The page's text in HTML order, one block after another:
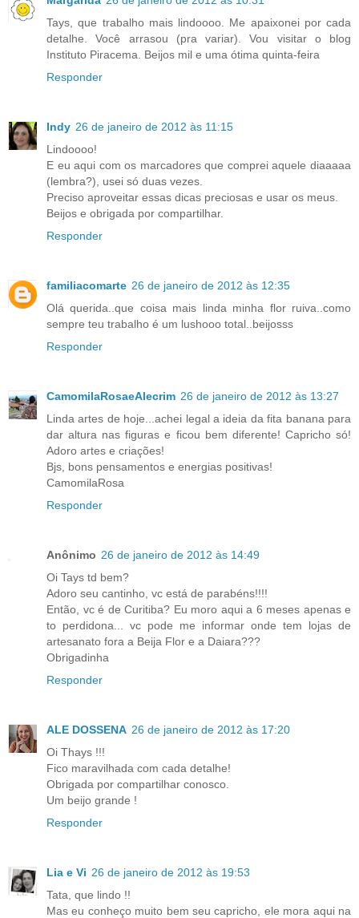
Tays, que trabalho mais lindoooo. Me apaixonei por cada
detalhe. Você arrasou (pra variar). Vou visitar o blog
Instituto Piracema. Beijos mil e uma ótima quinta-feira
Responder
Indy 26 de janeiro de 2012 às 11:15
Lindoooo!
E eu aqui com os marcadores que comprei aquele diaaaaa
(lembra?), usei só duas vezes.
Preciso aproveitar essas dicas preciosas e usar os meus.
Beijos e obrigada por compartilhar.
Responder
familiacomarte 26 de janeiro de 2012 às 12:35
Olá querida..que coisa mais linda minha flor ruiva..como
sempre teu trabalho é um lushooo total..beijosss
Responder
CamomilaRosaeAlecrim 26 de janeiro de 2012 às 13:27
Linda artes de hoje...achei legal a ideia da fita banana para
dar altura nas figuras e ficou bem diferente! Capricho só!
Adoro artes e criações!
Bjs, bons pensamentos e energias positivas!
CamomilaRosa
Responder
Anônimo 26 de janeiro de 2012 às 14:49
Oi Tays td bem?
Adoro seu cantinho, vc está de parabéns!!!!
Então, vc é de Curitiba? Eu moro aqui a 6 meses apenas e
to perdidona... vc pode me informar onde tem lojas de
artesanato fora a Beija Flor e a Daiara???
Obrigadinha
Responder
ALE DOSSENA 26 de janeiro de 2012 às 17:20
Oi Thays !!!
Fico maravilhada com cada detalhe!
Obrigada por compartilhar conosco.
Um beijo grande !
Responder
Lia e Vi 26 de janeiro de 2012 às 19:53
Tata, que lindo !!
Mas eu conheço muito bem seu capricho, ele mora aqui na